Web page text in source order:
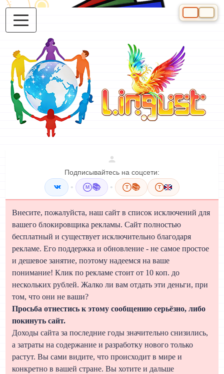
Подписывайтесь на соцсети:
• M 📚 • T 📚 T
Внесите, пожалуйста, наш сайт в список исключений для
вашего блокировщика рекламы. Сайт полностью
бесплатный и существует исключительно благодаря
рекламе. Его поддержка и обновление - не самое простое
и дешевое занятие, поэтому надеемся на ваше
понимание! Клик по рекламе стоит от 10 коп. до
нескольких рублей. Жалко ли вам отдать эти деньги, при
том, что они не ваши?
Просьба отнестись к этому сообщению серьёзно, либо
покинуть сайт.
Доходы сайта за последние годы значительно снизились,
а затраты на содержание и разработку нового только
растут. Вы сами видите, что происходит в мире и
конкретно в вашей стране. Вы хотите и дальше